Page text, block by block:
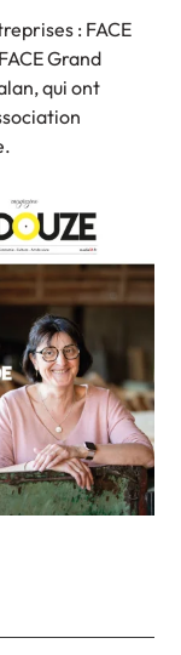
: FACE
Grand
qui ont